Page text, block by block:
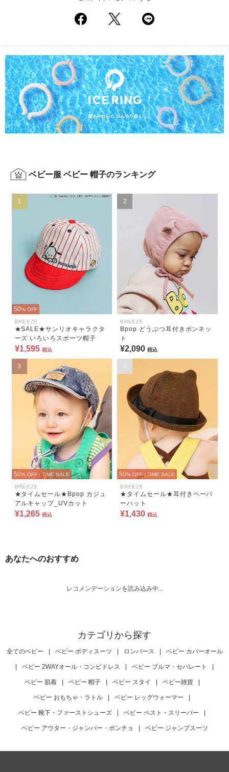
ベビー服 ベビー 帽子のランキング
1
50% OFF
BREEZE
★SALE★サンリオキャラクタ
ーズ いろいろスポーツ帽子
¥1,595 税込
2
BREEZE
Bpop どうぶつ耳付きボンネッ
ト
¥2,090 税込
3
50% OFF | TIME SALE
BREEZE
★タイムセール★Bpop カジュ
アルキャップ_UVカット
¥1,265 税込
4
50% OFF | TIME SALE
BREEZE
★タイムセール★耳付きペーパ
ーハット
¥1,430 税込
あなたへのおすすめ
レコメンデーションを読み込み中...
カテゴリから探す
全てのベビー | ベビー ボディスーツ | ロンパース | ベビー カバーオール
| ベビー 2WAYオール・コンビドレス | ベビー ブルマ・セパレート |
ベビー 肌着 | ベビー 帽子 | ベビー スタイ | ベビー雑貨 |
ベビー おもちゃ・ラトル | ベビー レッグウォーマー |
ベビー 靴下・ファーストシューズ | ベビー ベスト・スリーパー |
ベビー アウター・ジャンバー・ポンチョ | ベビー ジャンプスーツ